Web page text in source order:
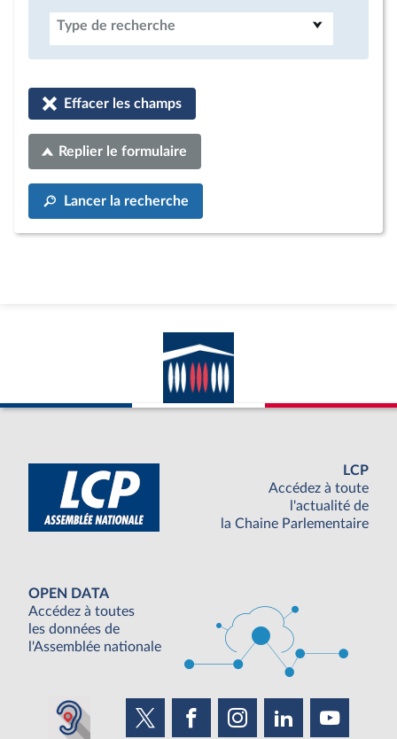
Type de recherche
Effacer les champs
Replier le formulaire
Lancer la recherche
LCP
Accédez à toute
l'actualité de
la Chaine Parlementaire
OPEN DATA
Accédez à toutes
les données de
l'Assemblée nationale